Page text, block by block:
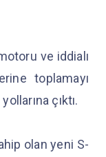
ve iddialı
toplamayı
çıktı.
olan yeni S-